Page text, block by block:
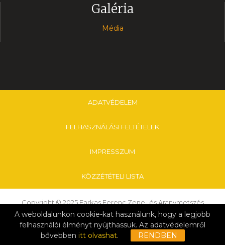
A weboldalunkon cookie-kat használunk, hogy a legjobb
felhasználói élményt nyújthassuk. Az adatvédelemről
bővebben itt olvashat. RENDBEN
Galéria
Média
ADATVÉDELEM
FELHASZNÁLÁSI FELTÉTELEK
IMPRESSZUM
KÖZZÉTÉTELI LISTA
Copyright © 2025 Farkas Ferenc Zene- és Aranymetszés
Alapfokú Művészeti Iskola & Nagykanizsai Tankerületi Központ
Kattintson ide a szerkesztéshez.